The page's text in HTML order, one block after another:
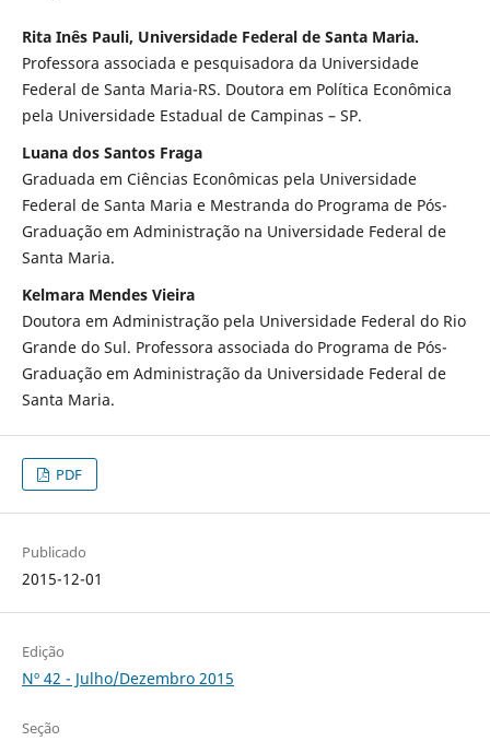
Rita Inês Pauli, Universidade Federal de Santa Maria.
Professora associada e pesquisadora da Universidade
Federal de Santa Maria-RS. Doutora em Política Econômica
pela Universidade Estadual de Campinas – SP.
Luana dos Santos Fraga
Graduada em Ciências Econômicas pela Universidade
Federal de Santa Maria e Mestranda do Programa de Pós-
Graduação em Administração na Universidade Federal de
Santa Maria.
Kelmara Mendes Vieira
Doutora em Administração pela Universidade Federal do Rio
Grande do Sul. Professora associada do Programa de Pós-
Graduação em Administração da Universidade Federal de
Santa Maria.
PDF
Publicado
2015-12-01
Edição
Nº 42 - Julho/Dezembro 2015
Seção